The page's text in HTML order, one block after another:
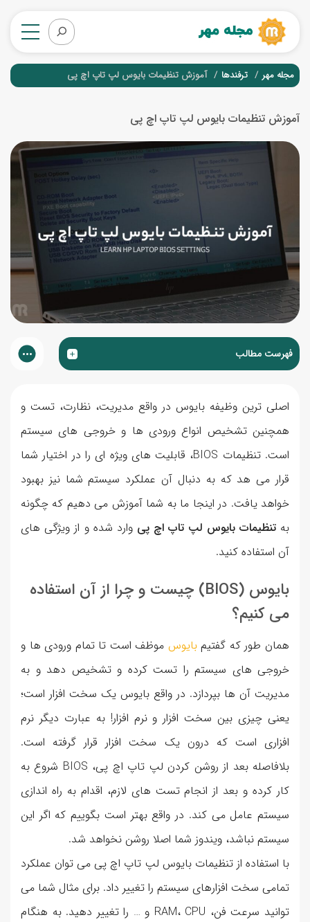
مجله مهر ترفندها آموزش تنظیمات بایوس لپ تاپ اچ پی
آموزش تنظیمات بایوس لپ تاپ اچ پی
فهرست مطالب
اصلی ترین وظیفه بایوس در واقع مدیریت، نظارت، تست و
همچنین تشخیص انواع ورودی ها و خروجی های سیستم
است. تنظیمات BIOS، قابلیت های ویژه ای را در اختیار شما
قرار می هد که به دنبال آن عملکرد سیستم شما نیز بهبود
خواهد یافت. در اینجا ما به شما آموزش می دهیم که چگونه
بهتنظیمات بایوس لپ تاپ اچ پی وارد شده و از ویژگی های
آن استفاده کنید.
بایوس (BIOS) چیست و چرا از آن استفاده
می کنیم؟
همان طور که گفتیمبایوس موظف است تا تمام ورودی ها و
خروجی های سیستم را تست کرده و تشخیص دهد و به
مدیریت آن ها بپردازد. در واقع بایوس یک سخت افزار است؛
یعنی چیزی بین سخت افزار و نرم افزار! به عبارت دیگر نرم
افزاری است که درون یک سخت افزار قرار گرفته است.
بلافاصله بعد از روشن کردن لپ تاپ اچ پی، BIOS شروع به
کار کرده و بعد از انجام تست های لازم، اقدام به راه اندازی
سیستم عامل می کند. در واقع بهتر است بگوییم که اگر این
سیستم نباشد، ویندوز شما اصلا روشن نخواهد شد.
با استفاده از تنظیمات بایوس لپ تاپ اچ پی می توان عملکرد
تمامی سخت افزارهای سیستم را تغییر داد. برای مثال شما می
توانید سرعت فن، RAM، CPU و … را تغییر دهید. به هنگام